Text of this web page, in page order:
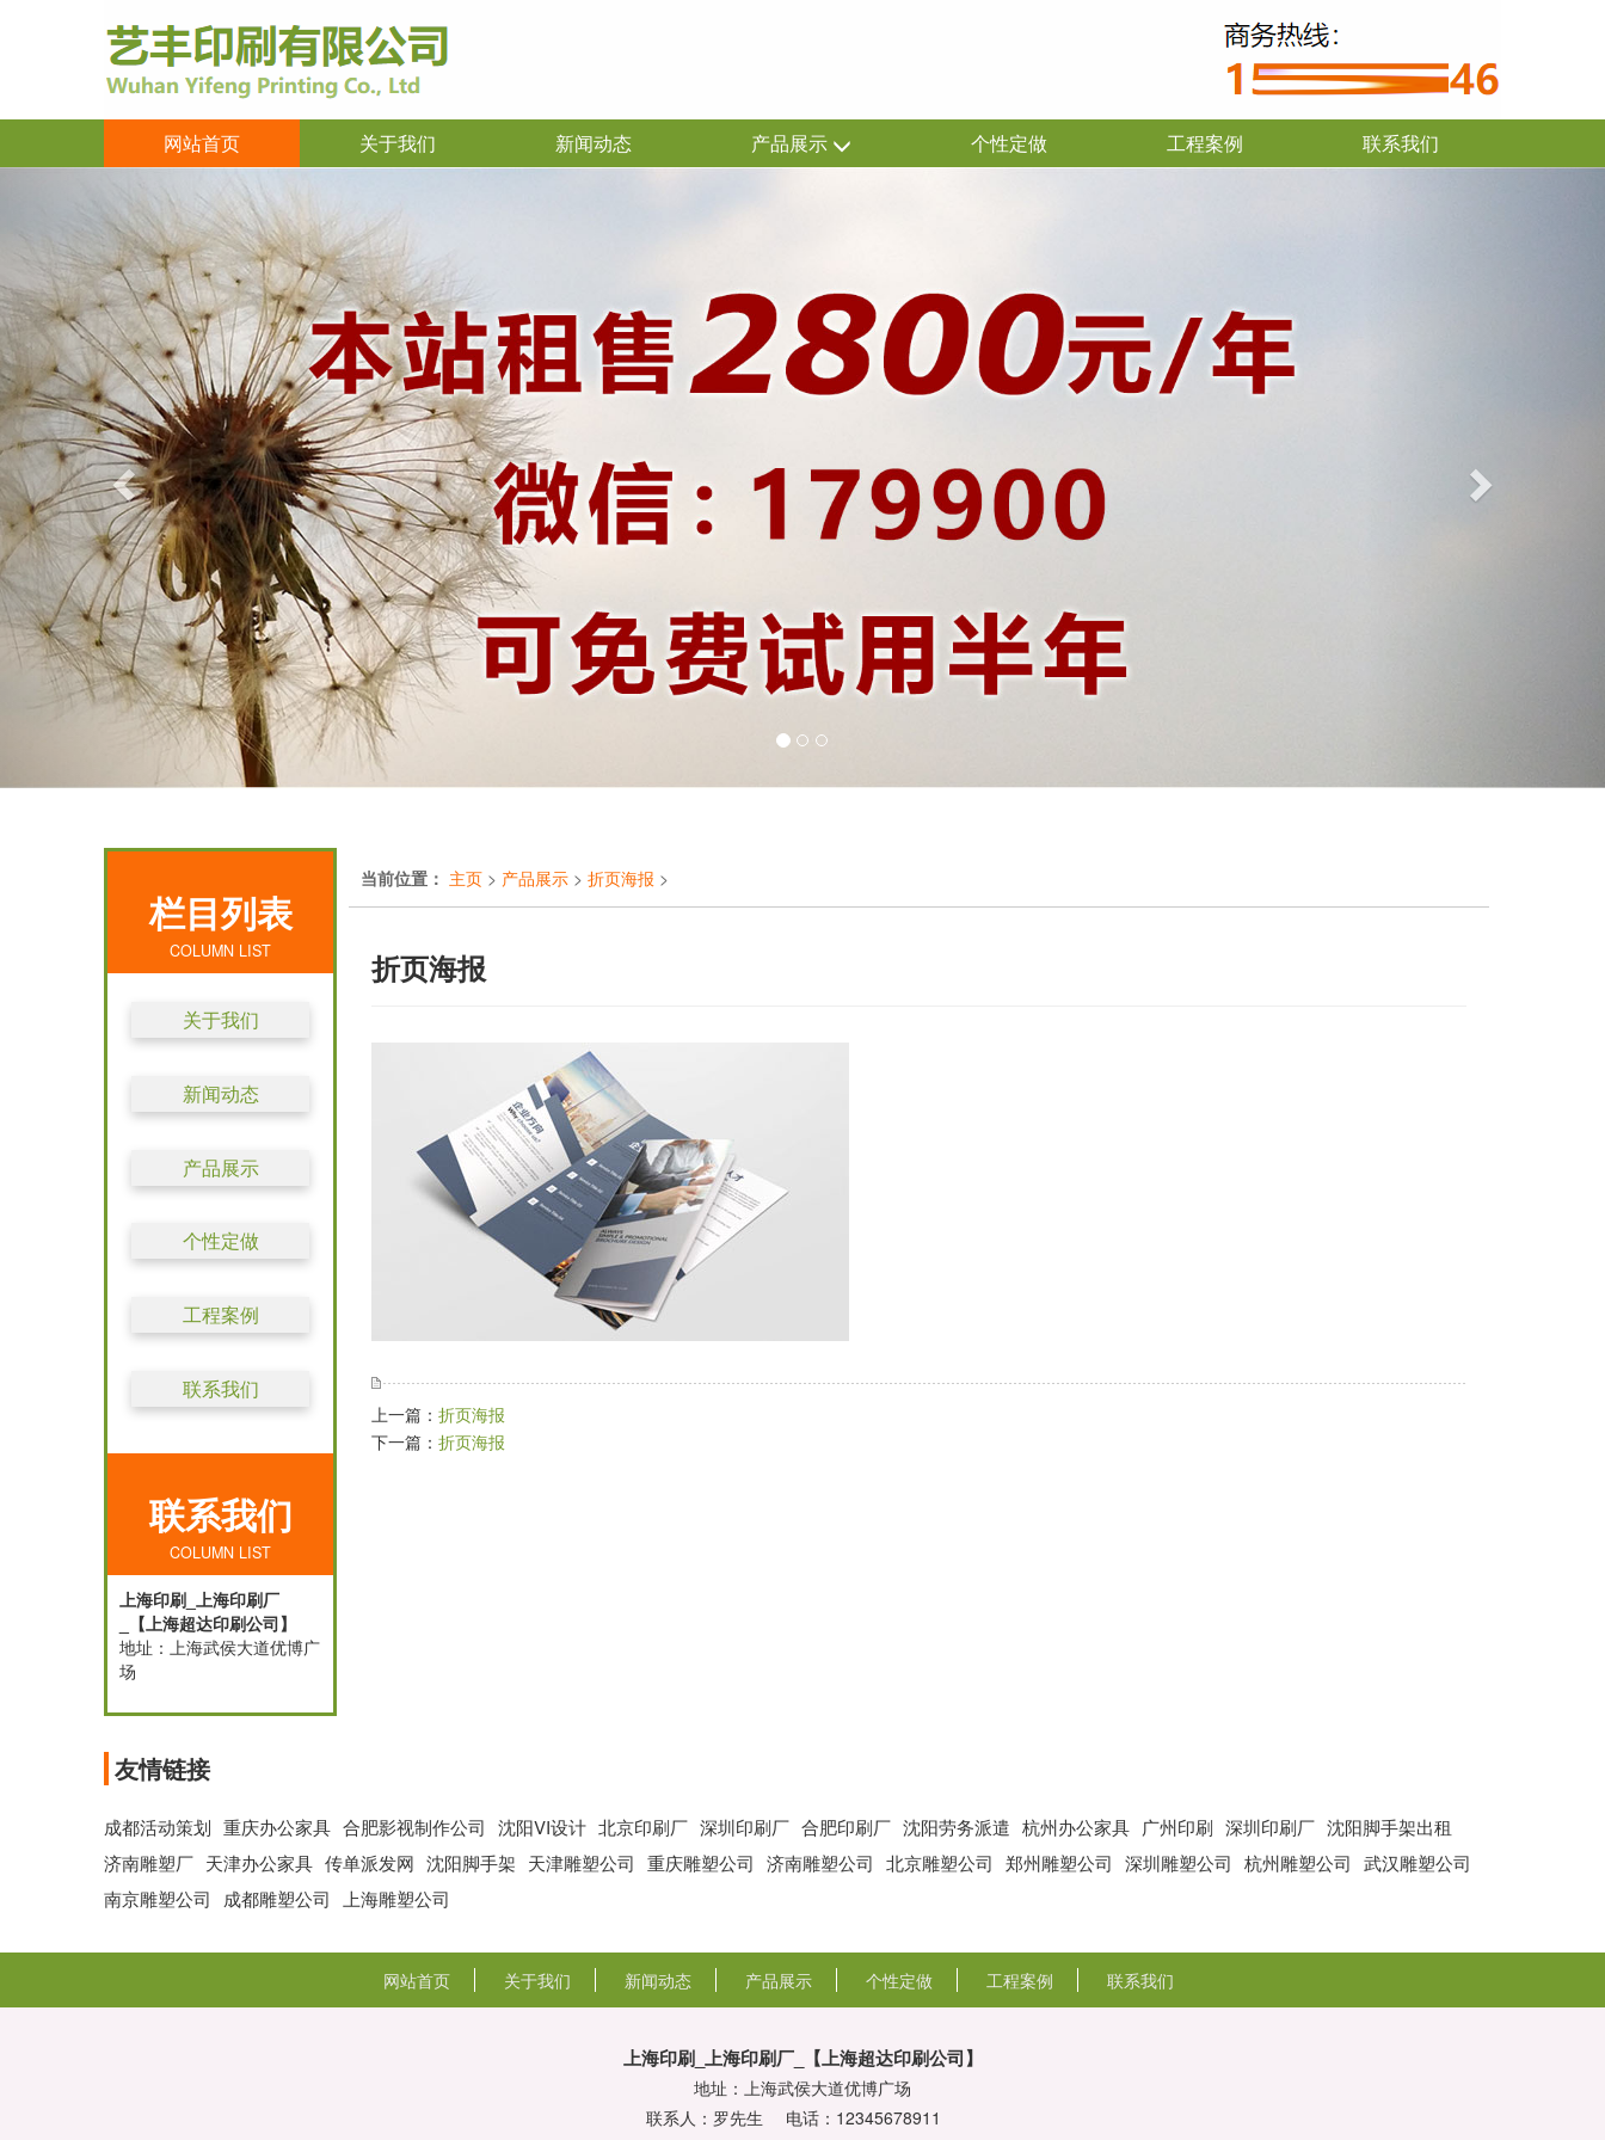
网站首页 关于我们 新闻动态 产品展示 个性定做 工程案例 联系我们
栏目列表
COLUMN LIST
关于我们
新闻动态
产品展示
个性定做
工程案例
联系我们
联系我们
COLUMN LIST
上海印刷_上海印刷厂
_【上海超达印刷公司】
地址：上海武侯大道优博广
场
当前位置： 主页 > 产品展示 > 折页海报 >
折页海报
上一篇：折页海报
下一篇：折页海报
友情链接
成都活动策划 重庆办公家具 合肥影视制作公司 沈阳VI设计 北京印刷厂 深圳印刷厂 合肥印刷厂 沈阳劳务派遣 杭州办公家具 广州印刷 深圳印刷厂 沈阳脚手架出租
济南雕塑厂 天津办公家具 传单派发网 沈阳脚手架 天津雕塑公司 重庆雕塑公司 济南雕塑公司 北京雕塑公司 郑州雕塑公司 深圳雕塑公司 杭州雕塑公司 武汉雕塑公司
南京雕塑公司
成都雕塑公司 上海雕塑公司
网站首页 关于我们 新闻动态 产品展示 个性定做 工程案例 联系我们
上海印刷_上海印刷厂_【上海超达印刷公司】
地址：上海武侯大道优博广场
联系人：罗先生
电话：12345678911